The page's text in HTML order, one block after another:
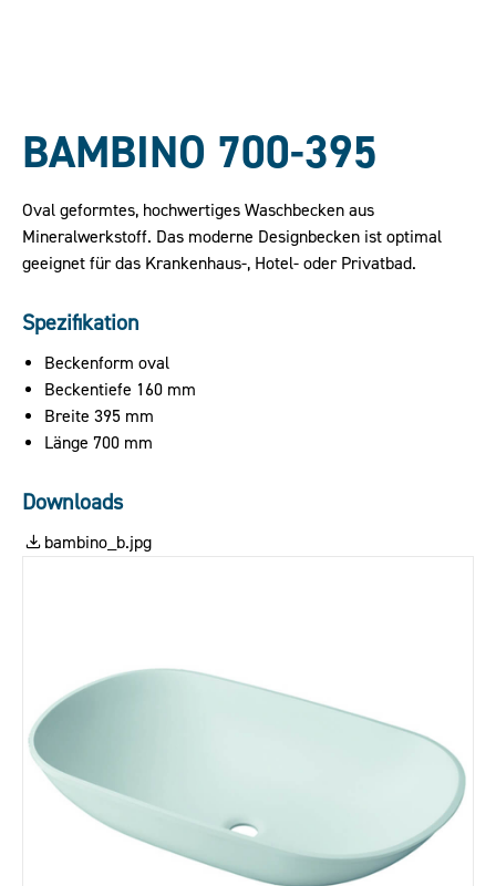
BAMBINO 700-395
Oval geformtes, hochwertiges Waschbecken aus
Mineralwerkstoff. Das moderne Designbecken ist optimal
geeignet für das Krankenhaus-, Hotel- oder Privatbad.
Spezifikation
Beckenform oval
Beckentiefe 160 mm
Breite 395 mm
Länge 700 mm
Downloads
bambino_b.jpg